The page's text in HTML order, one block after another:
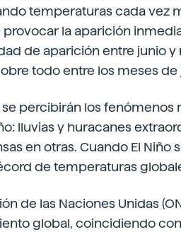
temperaturas cada vez
la aparición
de aparición entre junio y
todo entre los meses de
se percibirán los
lluvias y huracanes
en otras. Cuando El
de temperaturas
de las Naciones Unidas
global, coincidiendo